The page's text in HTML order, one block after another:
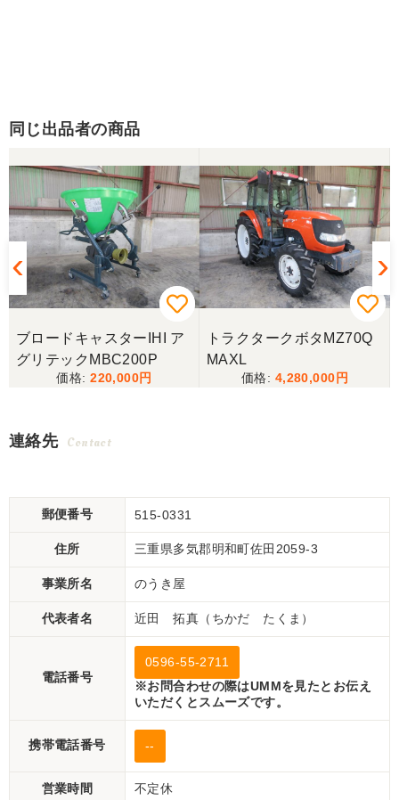
同じ出品者の商品
ブロードキャスターIHI ア
グリテックMBC200P
220,000
トラクタークボタMZ70Q
MAXL
4,280,000
連絡先 Contact
郵便番号 515-0331
住所 三重県多気郡明和町佐田2059-3
事業所名 のうき屋
代表者名 近田 拓真（ちかだ たくま）
電話番号
0596-55-2711
※お問合わせの際はUMMを見たとお伝え
いただくとスムーズです。
携帯電話番号 --
営業時間 不定休